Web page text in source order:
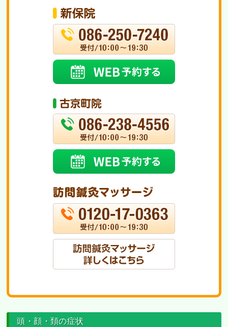
頭・顔・頚の症状